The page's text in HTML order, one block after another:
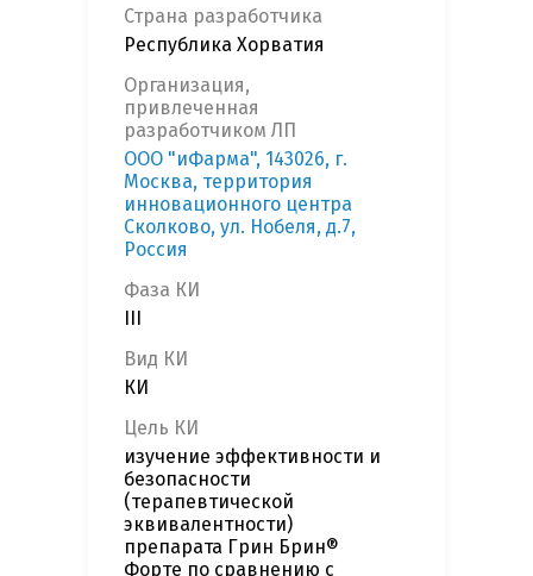
Страна разработчика
Республика Хорватия
Организация,
привлеченная
разработчиком ЛП
ООО "иФарма", 143026, г.
Москва, территория
инновационного центра
Сколково, ул. Нобеля, д.7,
Россия
Фаза КИ
Вид КИ
КИ
Цель КИ
изучение эффективности и
безопасности
(терапевтической
эквивалентности)
препарата Грин Брин®
Форте по сравнению с